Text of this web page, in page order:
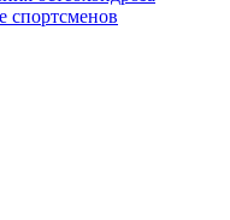
спортсменов